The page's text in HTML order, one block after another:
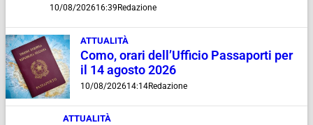
10/08/202616:39 Redazione
ATTUALITÀ
Como, orari dell’Ufficio Passaporti per
il 14 agosto 2026
10/08/202614:14Redazione
ATTUALITÀ